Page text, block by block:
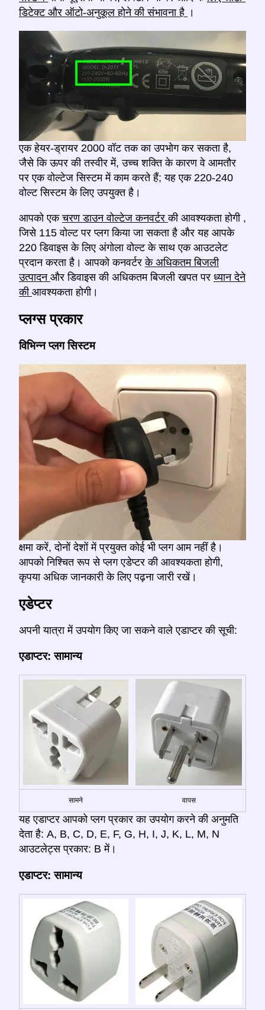
डिटेक्ट और ऑटो-अनुकूल होने की संभावना है ।
एक हेयर-ड्रायर 2000 वॉट तक का उपभोग कर सकता है,
जैसे कि ऊपर की तस्वीर में, उच्च शक्ति के कारण वे आमतौर
पर एक वोल्टेज सिस्टम में काम करते हैं; यह एक 220-240
वोल्ट सिस्टम के लिए उपयुक्त है।
आपको एकचरण डाउन वोल्टेज कनवर्टरकी आवश्यकता होगी ,
जिसे 115 वोल्ट पर प्लग किया जा सकता है और यह आपके
220 डिवाइस के लिए अंगोला वोल्ट के साथ एक आउटलेट
प्रदान करता है। आपको कनवर्टरके अधिकतम बिजली
उत्पादन और डिवाइस की अधिकतम बिजली खपत पर ध्यान देने
की आवश्यकता होगी।
प्लग्स प्रकार
विभिन्न प्लग सिस्टम
क्षमा करें, दोनों देशों में प्रयुक्त कोई भी प्लग आम नहीं है।
आपको निश्चित रूप से प्लग एडेप्टर की आवश्यकता होगी,
कृपया अधिक जानकारी के लिए पढ़ना जारी रखें।
एडेप्टर
अपनी यात्रा में उपयोग किए जा सकने वाले एडाप्टर की सूची:
एडाप्टर: सामान्य
सामने वापस
यह एडाप्टर आपको प्लग प्रकार का उपयोग करने की अनुमति
देता है: A, B, C, D, E, F, G, H, I, J, K, L, M, N
आउटलेट्स प्रकार: B में।
एडाप्टर: सामान्य